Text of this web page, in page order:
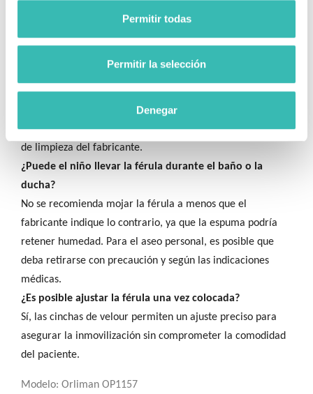
Permitir todas
Permitir la selección
Denegar
Para elegir la talla correcta, mide el perímetro de la
Generalmente, este tipo de férulas se pueden limpiar con
un paño húmedo y jabón neutro. Se recomienda secar bien
al aire. Es importante seguir las instrucciones específicas
de limpieza del fabricante.
¿Puede el niño llevar la férula durante el baño o la
ducha?
No se recomienda mojar la férula a menos que el
fabricante indique lo contrario, ya que la espuma podría
retener humedad. Para el aseo personal, es posible que
deba retirarse con precaución y según las indicaciones
médicas.
¿Es posible ajustar la férula una vez colocada?
Sí, las cinchas de velour permiten un ajuste preciso para
asegurar la inmovilización sin comprometer la comodidad
del paciente.
Modelo: Orliman OP1157